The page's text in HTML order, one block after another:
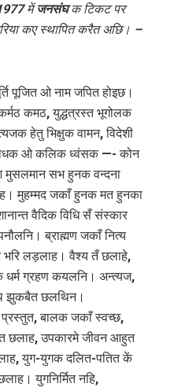
मेंजनसंघक टिकट पर
कए स्था‍पित करैत अछि। –
पूजित ओ नाम जपित होइछ।
कमठ, युद्धत्रस्त भूगोलक
हेतु भिक्षुक वामन, विदेशी
ओ कलिक ध्वंसक —- कोन
सभ हुनक वन्दना
मुहम्मद जकाँ हुनक मत हुनका
वैदिक विधि सँ संस्कार
ब्राह्मण जकाँ नित्य
भरि लड़लाह। वैश्य तँ छलाहे,
धर्म ग्रहण कयलनि। अन्त्यज,
झुकबैत छलथिन।
प्रस्तुत, बालक जकाँ स्वच्छ,
छलाह, उपकारमे जीवन आहुत
युग-युगक दलित-पतित कें
युगनिर्मित नहि,